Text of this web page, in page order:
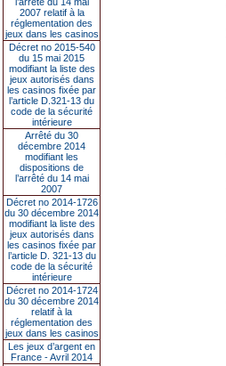
2007 relatif à la
réglementation des
jeux dans les casinos
Décret no 2015-540
du 15 mai 2015
modifiant la liste des
jeux autorisés dans
les casinos fixée par
l’article D.321-13 du
code de la sécurité
intérieure
Arrêté du 30
décembre 2014
modifiant les
dispositions de
l’arrêté du 14 mai
2007
Décret no 2014-1726
du 30 décembre 2014
modifiant la liste des
jeux autorisés dans
les casinos fixée par
l’article D. 321-13 du
code de la sécurité
intérieure
Décret no 2014-1724
du 30 décembre 2014
relatif à la
réglementation des
jeux dans les casinos
Les jeux d’argent en
France - Avril 2014